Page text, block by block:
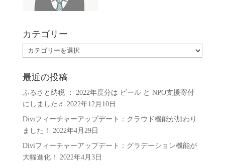
カテゴリー
カ
ゴ
リ
ー
最近の投稿
ふるさと納税 ： 2022年度分は ビール と NPO支援寄付
にしました♬ 2022年12月10日
Diviフィーチャーアップデート：クラウド機能が加わり
ました！
2022年4月29日
Diviフィーチャーアップデート：グラデーション機能が
大幅進化！
2022年4月3日